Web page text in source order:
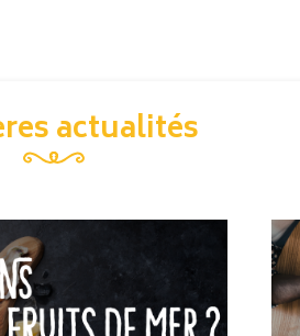
actualités